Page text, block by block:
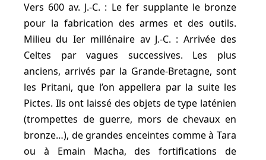
Vers 600 av. J.-C. : Le fer supplante le bronze
pour la fabrication des armes et des outils.
Milieu du Ier millénaire av J.-C. : Arrivée des
Celtes par vagues successives. Les plus
anciens, arrivés par la Grande-Bretagne, sont
les Pritani, que l’on appellera par la suite les
Pictes. Ils ont laissé des objets de type laténien
(trompettes de guerre, mors de chevaux en
bronze…), de grandes enceintes comme à Tara
ou à Emain Macha, des fortifications de